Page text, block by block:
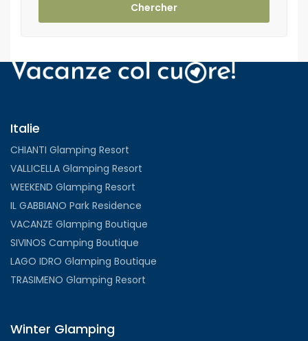
Chercher
Italie
CHIANTI Glamping Resort
VALLICELLA Glamping Resort
WEEKEND Glamping Resort
IL GABBIANO Park Residence
VACANZE Glamping Boutique
SIVINOS Camping Boutique
LAGO IDRO Glamping Boutique
TRASIMENO Glamping Resort
Winter Glamping